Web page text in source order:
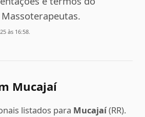
às 16:58.
Mucajaí
listados para Mucajaí(RR).